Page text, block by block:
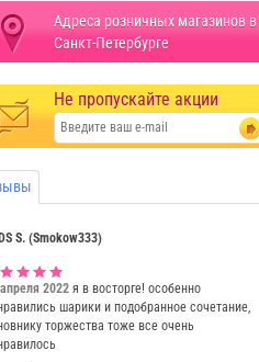
Адреса розничных магазинов в
Санкт-Петербурге
Не пропускайте акции
S. (Smokow333)
2022 я в восторге! особенно
шарики и подобранное сочетание,
торжества тоже все очень